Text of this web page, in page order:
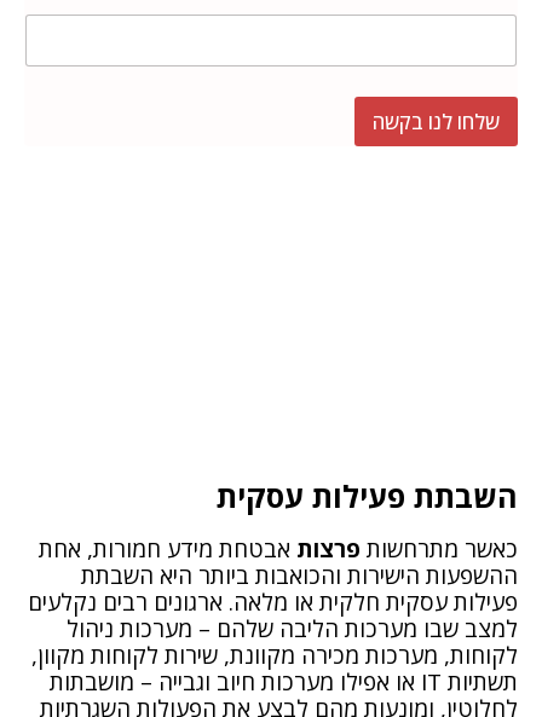
שלחו לנו בקשה
השבתת פעילות עסקית
כאשר מתרחשותפרצות אבטחת מידע חמורות, אחת
ההשפעות הישירות והכואבות ביותר היא השבתת
פעילות עסקית חלקית או מלאה. ארגונים רבים נקלעים
למצב שבו מערכות הליבה שלהם – מערכות ניהול
לקוחות, מערכות מכירה מקוונת, שירות לקוחות מקוון,
תשתיות IT או אפילו מערכות חיוב וגבייה – מושבתות
לחלוטין, ומונעות מהם לבצע את הפעולות השגרתיות